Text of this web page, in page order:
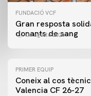
FUNDACIÓ VCF
Gran resposta
donants de sang
06 agosto 2026
PRIMER EQUIP
Coneix al cos
Valencia CF 26-27